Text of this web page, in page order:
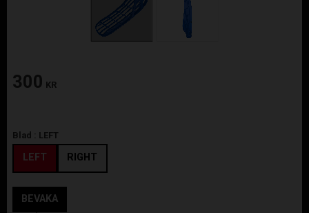
300 KR
Blad : LEFT
LEFT RIGHT
BEVAKA